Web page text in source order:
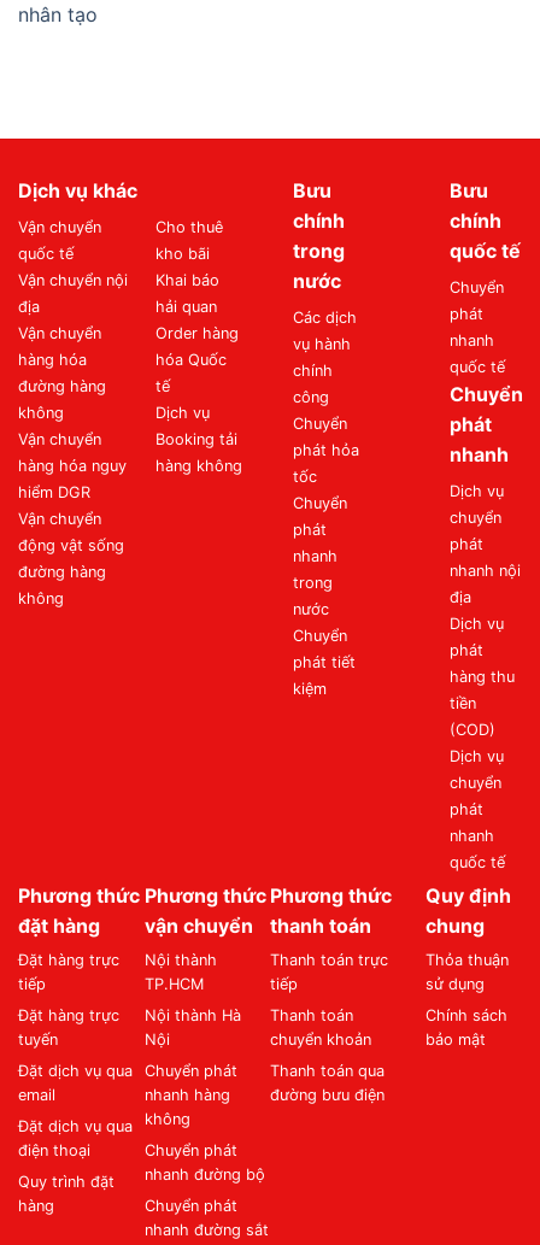
nhân tạo
Dịch vụ khác
Vận chuyển
quốc tế
Vận chuyển nội
địa
Vận chuyển
hàng hóa
đường hàng
không
Vận chuyển
hàng hóa nguy
hiểm DGR
Vận chuyển
động vật sống
đường hàng
không
Cho thuê
kho bãi
Khai báo
hải quan
Order hàng
hóa Quốc
tế
Dịch vụ
Booking tải
hàng không
Bưu
chính
trong
nước
Các dịch
vụ hành
chính
công
Chuyển
phát hỏa
tốc
Chuyển
phát
nhanh
trong
nước
Chuyển
phát tiết
kiệm
Bưu
chính
quốc tế
Chuyển
phát
nhanh
quốc tế
Chuyển
phát
nhanh
Dịch vụ
chuyển
phát
nhanh nội
địa
Dịch vụ
phát
hàng thu
tiền
(COD)
Dịch vụ
chuyển
phát
nhanh
quốc tế
Phương thức
đặt hàng
Đặt hàng trực
tiếp
Đặt hàng trực
tuyến
Đặt dịch vụ qua
email
Đặt dịch vụ qua
điện thoại
Quy trình đặt
hàng
Phương thức
vận chuyển
Nội thành
TP.HCM
Nội thành Hà
Nội
Chuyển phát
nhanh hàng
không
Chuyển phát
nhanh đường bộ
Chuyển phát
nhanh đường sắt
Phương thức
thanh toán
Thanh toán trực
tiếp
Thanh toán
chuyển khoản
Thanh toán qua
đường bưu điện
Quy định
chung
Thỏa thuận
sử dụng
Chính sách
bảo mật